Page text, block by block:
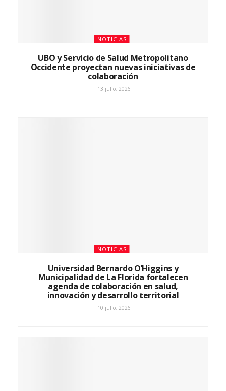
NOTICIAS
UBO y Servicio de Salud Metropolitano
Occidente proyectan nuevas iniciativas de
colaboración
13 julio, 2026
NOTICIAS
Universidad Bernardo O’Higgins y
Municipalidad de La Florida fortalecen
agenda de colaboración en salud,
innovación y desarrollo territorial
10 julio, 2026